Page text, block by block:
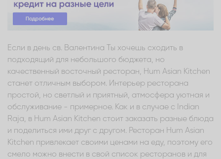
Если в день св. Валентина Ты хочешь сходить в
подходящий для небольшого бюджета, но
качественный восточный ресторан, Hum Asian Kitchen
станет отличным выбором. Интерьер ресторана
простой, но светлый и приятный, атмосфера уютная и
обслуживание - примерное. Как и в случае с Indian
Raja, в Hum Asian Kitchen стоит заказать разные блюда
и поделиться ими друг с другом. Ресторан Hum Asian
Kitchen привлекает своими ценами на еду, поэтому его
смело можно внести в свой список ресторанов и для